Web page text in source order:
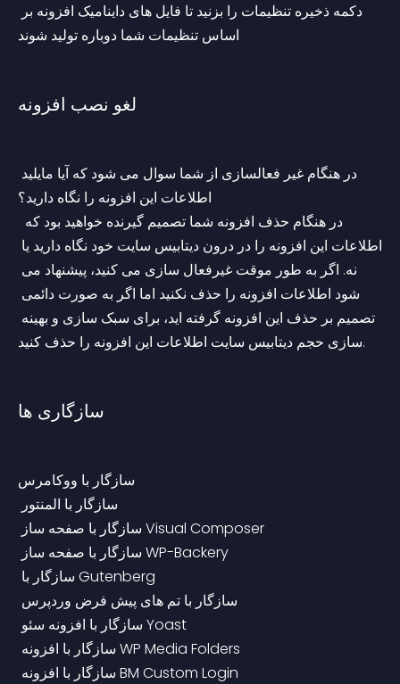
دکمه ذخیره تنظیمات را بزنید تا فایل های داینامیک افزونه بر
اساس تنظیمات شما دوباره تولید شوند
لغو نصب افزونه
در هنگام غیر فعالسازی از شما سوال می شود که آیا مایلید
اطلاعات این افزونه را نگاه دارید؟
اطلاعات این افزونه را در درون دیتابیس سایت خود نگاه دارید یا
نه. اگر به طور موقت غیرفعال سازی می کنید، پیشنهاد می
شود اطلاعات افزونه را حذف نکنید اما اگر به صورت دائمی
تصمیم بر حذف این افزونه گرفته اید، برای سبک سازی و بهینه
سازی حجم دیتابیس سایت اطلاعات این افزونه را حذف کنید.
سازگاری ها
سازگار با ووکامرس
سازگار با المنتور
سازگار با صفحه ساز Visual Composer
سازگار با صفحه ساز WP-Backery
سازگار با Gutenberg
سازگار با تم های پیش فرض وردپرس
سازگار با افزونه سئو Yoast
سازگار با افزونه WP Media Folders
سازگار با افزونه BM Custom Login